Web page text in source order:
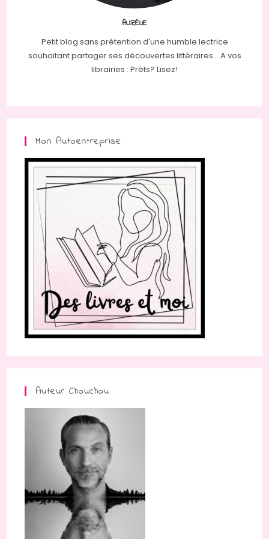
AURÉLIE
Petit blog sans prétention d'une humble lectrice
souhaitant partager ses découvertes littéraires... A vos
librairies : Prêts? Lisez!
Mon Autoentreprise
Auteur Chouchou